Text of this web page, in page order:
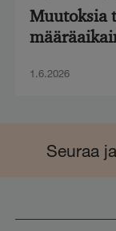
Muutoksia
1.6.2026
Seuraa